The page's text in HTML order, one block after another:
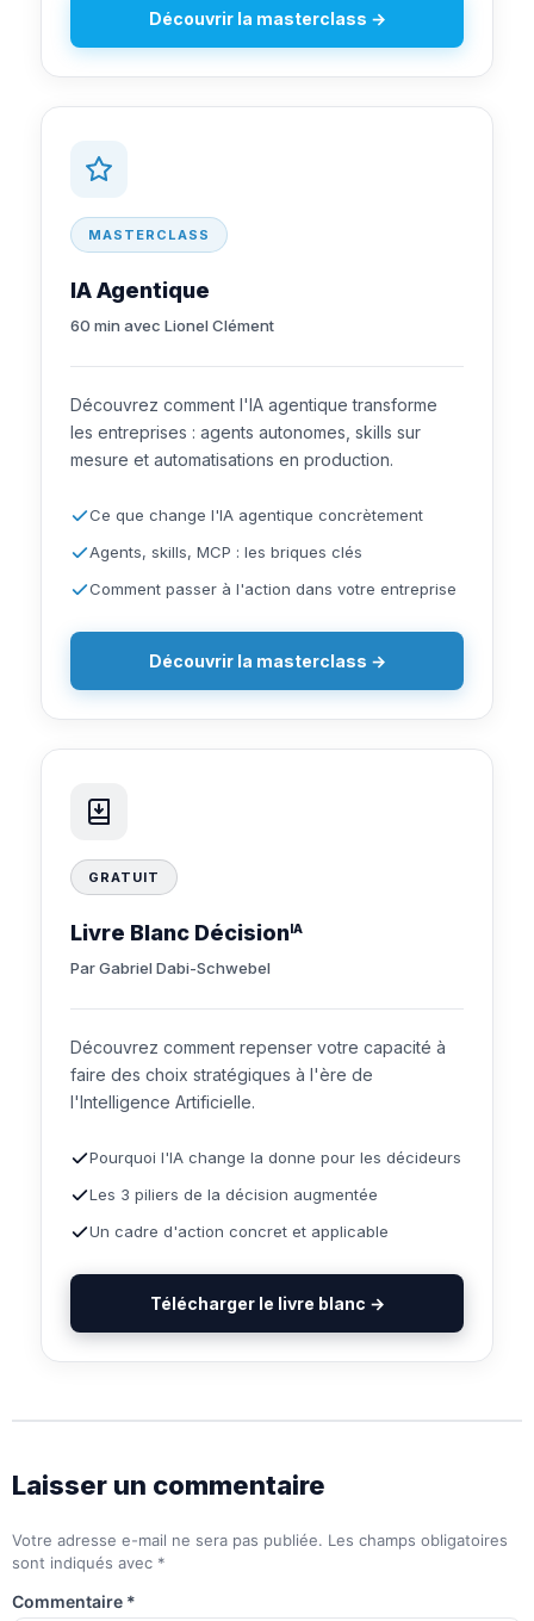
Découvrir la masterclass →
MASTERCLASS
IA Agentique
60 min avec Lionel Clément
Découvrez comment l'IA agentique transforme
les entreprises : agents autonomes, skills sur
mesure et automatisations en production.
Ce que change l'IA agentique concrètement
Agents, skills, MCP : les briques clés
Comment passer à l'action dans votre entreprise
Découvrir la masterclass →
GRATUIT
Livre Blanc Décision IA
Par Gabriel Dabi-Schwebel
Découvrez comment repenser votre capacité à
faire des choix stratégiques à l'ère de
l'Intelligence Artificielle.
Pourquoi l'IA change la donne pour les décideurs
Les 3 piliers de la décision augmentée
Un cadre d'action concret et applicable
Télécharger le livre blanc →
Laisser un commentaire
Votre adresse e-mail ne sera pas publiée. Les champs obligatoires
sont indiqués avec *
Commentaire *